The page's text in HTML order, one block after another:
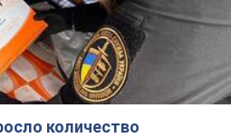
количество